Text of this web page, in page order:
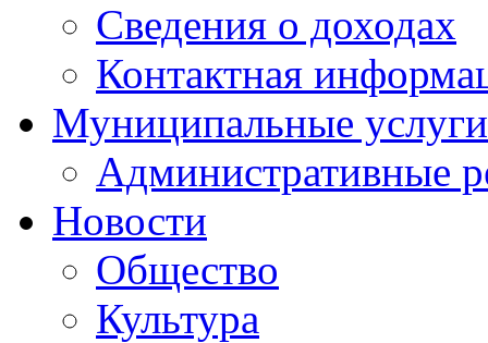
Сведения о доходах
Контактная
Муниципальные услуги
Административные
Новости
Общество
Культура